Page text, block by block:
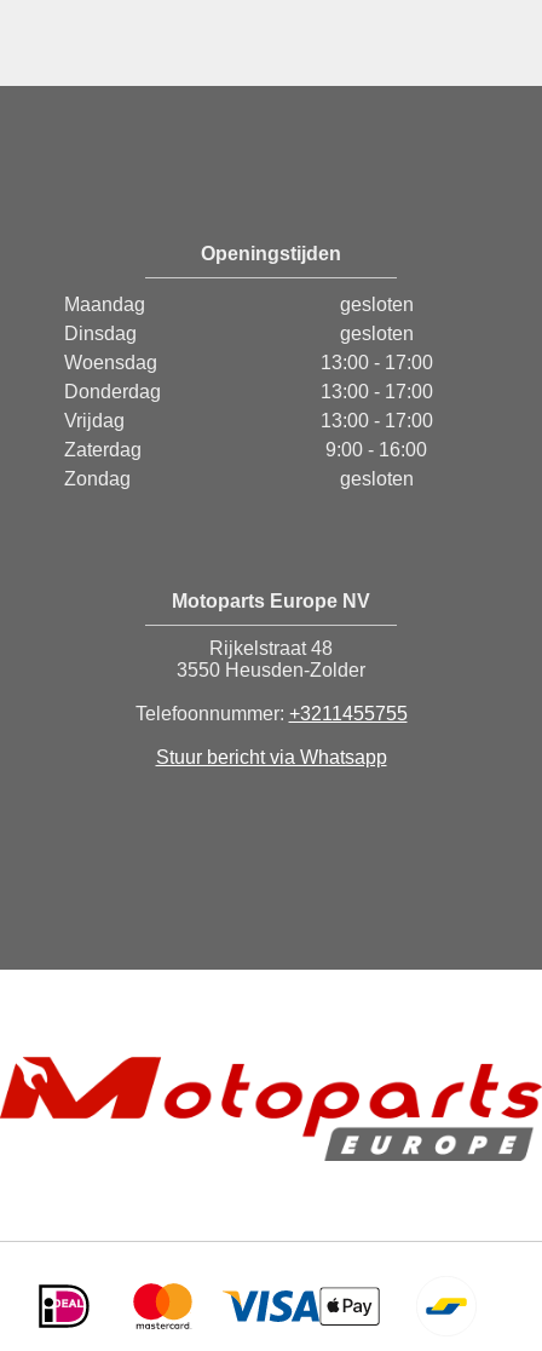
Openingstijden
Maandag
gesloten
Dinsdag
gesloten
Woensdag
13:00 - 17:00
Donderdag
13:00 - 17:00
Vrijdag
13:00 - 17:00
Zaterdag
9:00 - 16:00
Zondag
gesloten
Motoparts Europe NV
Rijkelstraat 48
3550 Heusden-Zolder
Telefoonnummer: +3211455755
Stuur bericht via Whatsapp